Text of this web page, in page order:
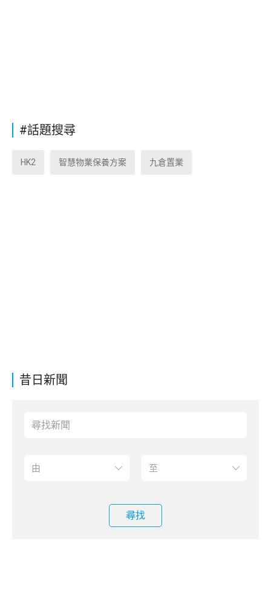
昔日新聞
尋找
#話題搜尋
HK2 智慧物業保養方案 九倉置業